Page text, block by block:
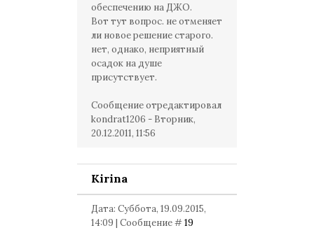
обеспечению на ДЖО.
Вот тут вопрос. не отменяет
ли новое решение старого.
нет, однако, неприятный
осадок на душе
присутствует.
Сообщение отредактировал
kondrat1206 - Вторник,
20.12.2011, 11:56
Kirina
Дата: Суббота, 19.09.2015,
14:09 | Сообщение #19